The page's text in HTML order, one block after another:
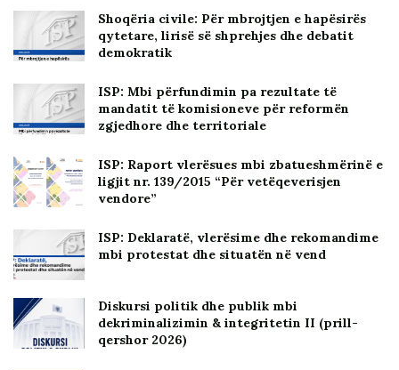
Shoqëria civile: Për mbrojtjen e hapësirës
qytetare, lirisë së shprehjes dhe debatit
demokratik
ISP: Mbi përfundimin pa rezultate të
mandatit të komisioneve për reformën
zgjedhore dhe territoriale
ISP: Raport vlerësues mbi zbatueshmërinë e
ligjit nr. 139/2015 “Për vetëqeverisjen
vendore”
ISP: Deklaratë, vlerësime dhe rekomandime
mbi protestat dhe situatën në vend
Diskursi politik dhe publik mbi
dekriminalizimin & integritetin II (prill-
qershor 2026)